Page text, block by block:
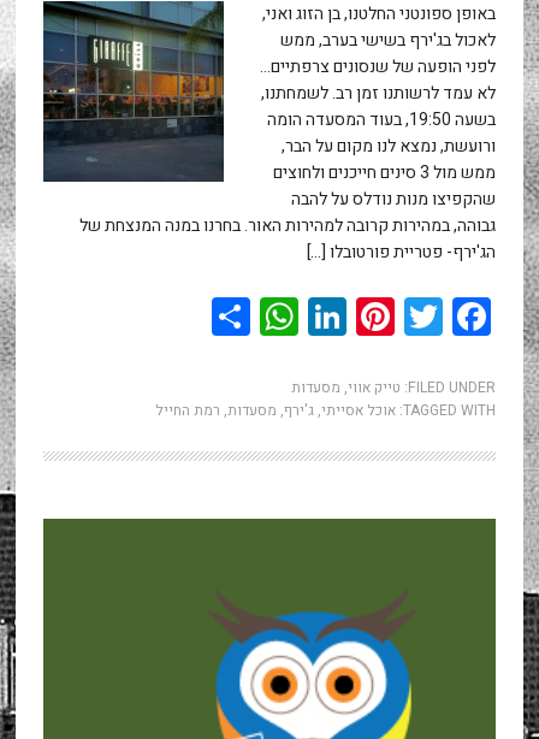
באופן ספונטני החלטנו, בן הזוג ואני,
לאכול בג'ירף בשישי בערב, ממש
לפני הופעה של שנסונים צרפתיים…
לא עמד לרשותנו זמן רב. לשמחתנו,
בשעה 19:50, בעוד המסעדה הומה
ורועשת, נמצא לנו מקום על הבר,
ממש מול 3 סינים חייכנים ולחוצים
שהקפיצו מנות נודלס על להבה
גבוהה, במהירות קרובה למהירות האור. בחרנו במנה המנצחת של
הג'ירף- פטריית פורטובלו […]
Facebook
Twitter
Pinterest
LinkedIn
WhatsApp
Share
FILED UNDER: טייק אווי, מסעדות
TAGGED WITH: אוכל אסייתי, ג'ירף, מסעדות, רמת החייל